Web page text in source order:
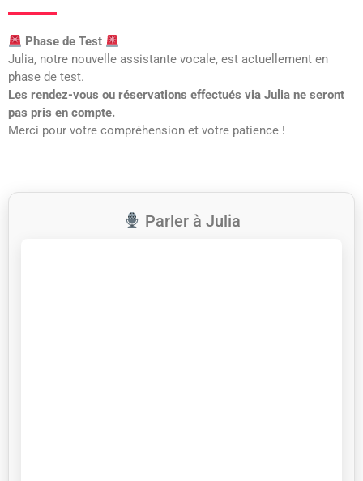
Phase de Test
Julia, notre nouvelle assistante vocale, est actuellement en
phase de test.
Les rendez-vous ou réservations effectués via Julia ne seront
pas pris en compte.
Merci pour votre compréhension et votre patience !
Parler à Julia